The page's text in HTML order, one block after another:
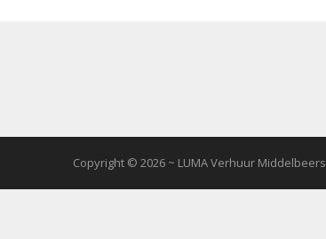
Copyright © 2026 ~ LUMA Verhuur Middelbeers